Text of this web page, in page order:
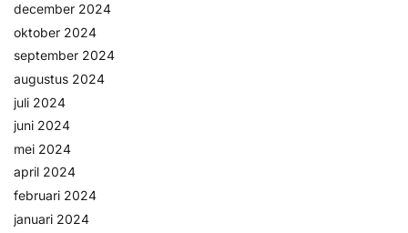
december 2024
oktober 2024
september 2024
augustus 2024
juli 2024
juni 2024
mei 2024
april 2024
februari 2024
januari 2024